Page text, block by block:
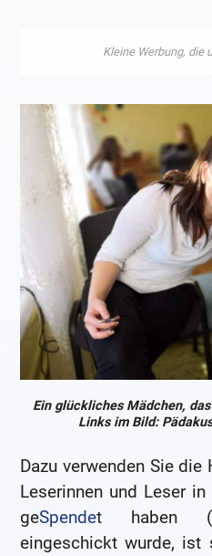
Ein glückliches Mädchen,
Links im Bild:
Dazu verwenden Sie
Leserinnen und Leser
geSpendet haben
eingeschickt wurde, ist